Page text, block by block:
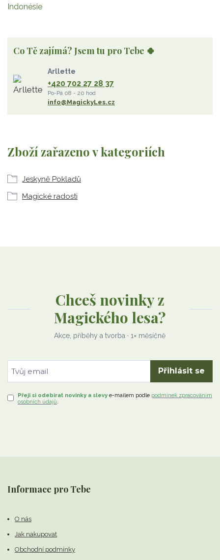
Indonésie
Zboží zařazeno v kategoriích
Jeskyně Pokladů
Magické radosti
Co Tě zajímá? Jsem tu pro Tebe 🍀
Arllette
+420 702 27 28 37
Po-Pá 08 - 20 hod
info@MagickyLes.cz
Chceš novinky z
Magického lesa?
Akce, příběhy a tvorba · 1× měsíčně
Přihlásit se
Přeji si odebírat novinky a slevy e-mailem podle podmínek zpracováním
osobních údajů.
Informace pro Tebe
O nás
Jak nakupovat
Obchodní podmínky